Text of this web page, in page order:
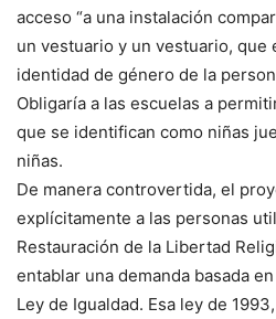
acceso “a una instalación
un vestuario y un vestuario, que
identidad de género de la
Obligaría a las escuelas a
que se identifican como niñas
niñas.
De manera controvertida, el
explícitamente a las personas
Restauración de la Libertad
entablar una demanda basada
Ley de Igualdad. Esa ley de